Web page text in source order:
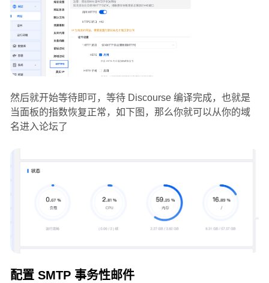
然后就开始等待即可，等待 Discourse 编译完成，也就是
当面板的指数恢复正常，如下图，那么你就可以从你的域
名进入论坛了
配置 SMTP 事务性邮件